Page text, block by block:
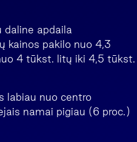
daline apdaila
kainos pakilo nuo 4,3
4 tūkst. litų iki 4,5 tūkst.
labiau nuo centro
namai pigiau (6 proc.)